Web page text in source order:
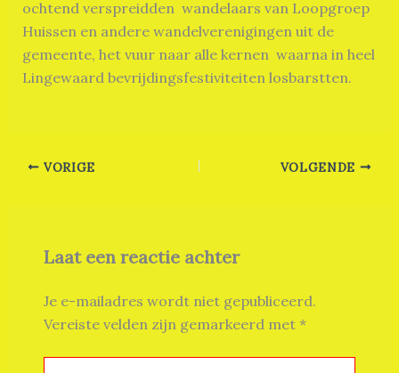
ochtend verspreidden wandelaars van Loopgroep
Huissen en andere wandelverenigingen uit de
gemeente, het vuur naar alle kernen waarna in heel
Lingewaard bevrijdingsfestiviteiten losbarstten.
VORIGE VOLGENDE
Laat een reactie achter
Je e-mailadres wordt niet gepubliceerd.
Vereiste velden zijn gemarkeerd met *